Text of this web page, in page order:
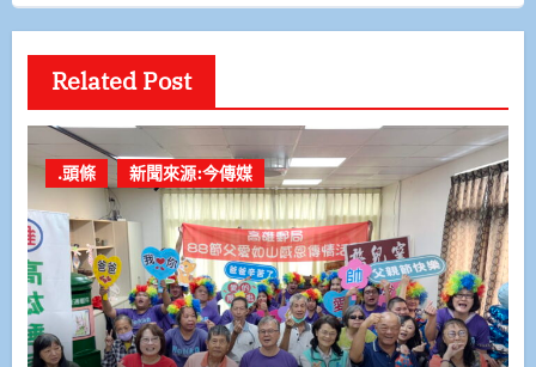
Related Post
.頭條 新聞來源:今傳媒